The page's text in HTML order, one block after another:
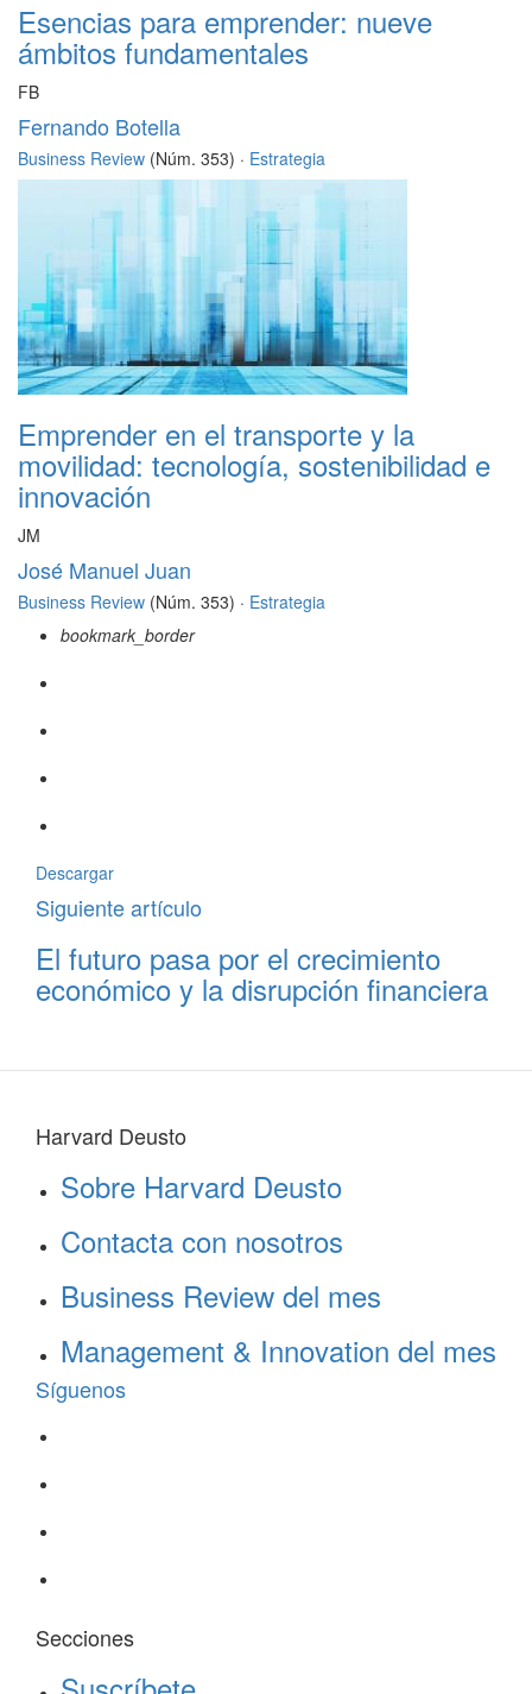
Esencias para emprender: nueve
ámbitos fundamentales
FB
Fernando Botella
Business Review (Núm. 353) · Estrategia
Emprender en el transporte y la
movilidad: tecnología, sostenibilidad e
innovación
JM
José Manuel Juan
Business Review (Núm. 353) · Estrategia
bookmark_border
Descargar
Siguiente artículo
El futuro pasa por el crecimiento
económico y la disrupción financiera
Harvard Deusto
Sobre Harvard Deusto
Contacta con nosotros
Business Review del mes
Management & Innovation del mes
Síguenos
Secciones